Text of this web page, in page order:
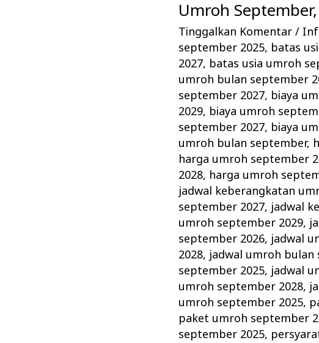
Umroh
Tinggalkan Komentar /
september 2025, batas
2027, batas usia umroh
umroh bulan september
september 2027, biaya
2029, biaya umroh
september 2027, biaya
umroh bulan september,
harga umroh september
2028, harga umroh
jadwal keberangkatan
september 2027, jadwal
umroh september 2029,
september 2026, jadwal
2028, jadwal umroh bulan
september 2025, jadwal
umroh september 2028,
umroh september 2025,
paket umroh september
september 2025,
Umroh
September,
Jamaah
Kenali
Wajib
dan
Larangan
Umroh!